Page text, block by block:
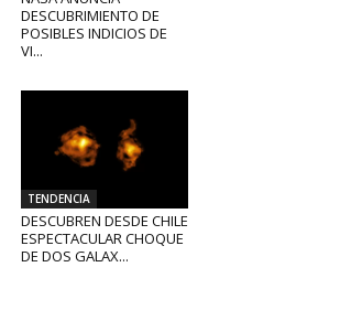
DESCUBRIMIENTO DE
POSIBLES INDICIOS DE
VI...
TENDENCIA
DESCUBREN DESDE CHILE
ESPECTACULAR CHOQUE
DE DOS GALAX...